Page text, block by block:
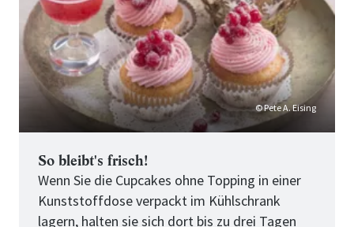
für
perfekte
Cupcakes
© Pete A. Eising
So bleibt's frisch!
Wenn Sie die Cupcakes ohne Topping in einer
Kunststoffdose verpackt im Kühlschrank
lagern, halten sie sich dort bis zu drei Tagen